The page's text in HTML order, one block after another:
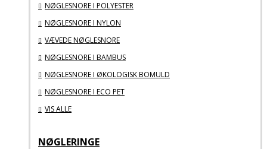
NØGLESNORE I POLYESTER
NØGLESNORE I NYLON
VÆVEDE NØGLESNORE
NØGLESNORE I BAMBUS
NØGLESNORE I ØKOLOGISK BOMULD
NØGLESNORE I ECO PET
VIS ALLE
NØGLERINGE